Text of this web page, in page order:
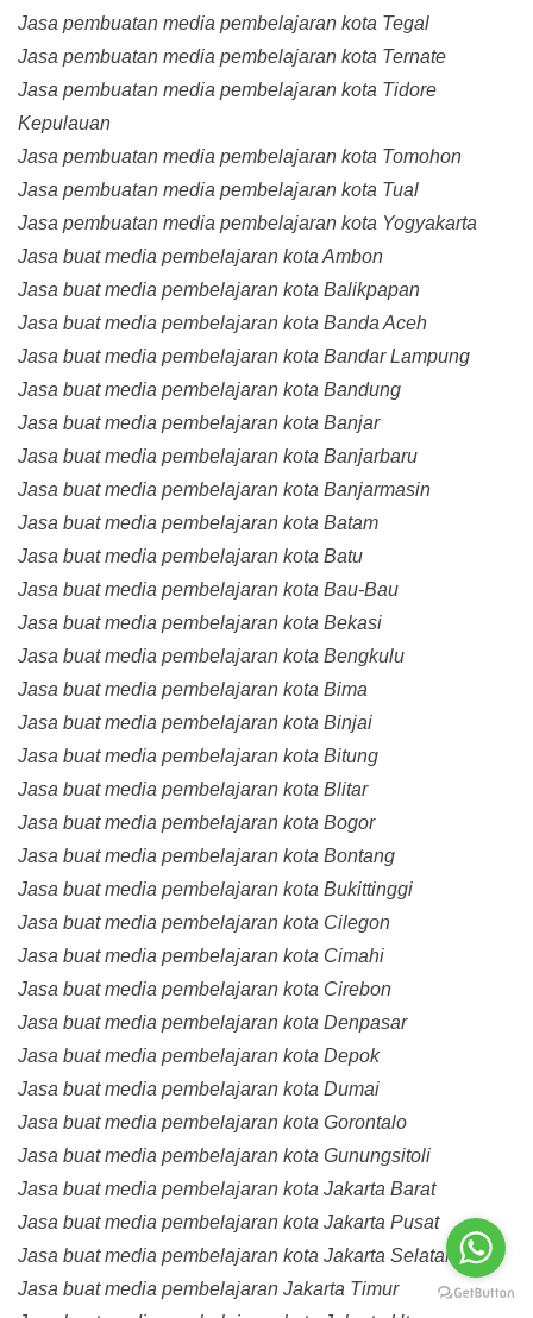
Jasa pembuatan media pembelajaran kota Tegal
Jasa pembuatan media pembelajaran kota Ternate
Jasa pembuatan media pembelajaran kota Tidore
Kepulauan
Jasa pembuatan media pembelajaran kota Tomohon
Jasa pembuatan media pembelajaran kota Tual
Jasa pembuatan media pembelajaran kota Yogyakarta
Jasa buat media pembelajaran kota Ambon
Jasa buat media pembelajaran kota Balikpapan
Jasa buat media pembelajaran kota Banda Aceh
Jasa buat media pembelajaran kota Bandar Lampung
Jasa buat media pembelajaran kota Bandung
Jasa buat media pembelajaran kota Banjar
Jasa buat media pembelajaran kota Banjarbaru
Jasa buat media pembelajaran kota Banjarmasin
Jasa buat media pembelajaran kota Batam
Jasa buat media pembelajaran kota Batu
Jasa buat media pembelajaran kota Bau-Bau
Jasa buat media pembelajaran kota Bekasi
Jasa buat media pembelajaran kota Bengkulu
Jasa buat media pembelajaran kota Bima
Jasa buat media pembelajaran kota Binjai
Jasa buat media pembelajaran kota Bitung
Jasa buat media pembelajaran kota Blitar
Jasa buat media pembelajaran kota Bogor
Jasa buat media pembelajaran kota Bontang
Jasa buat media pembelajaran kota Bukittinggi
Jasa buat media pembelajaran kota Cilegon
Jasa buat media pembelajaran kota Cimahi
Jasa buat media pembelajaran kota Cirebon
Jasa buat media pembelajaran kota Denpasar
Jasa buat media pembelajaran kota Depok
Jasa buat media pembelajaran kota Dumai
Jasa buat media pembelajaran kota Gorontalo
Jasa buat media pembelajaran kota Gunungsitoli
Jasa buat media pembelajaran kota Jakarta Barat
Jasa buat media pembelajaran kota Jakarta Pusat
Jasa buat media pembelajaran kota Jakarta Selatan
Jasa buat media pembelajaran Jakarta Timur